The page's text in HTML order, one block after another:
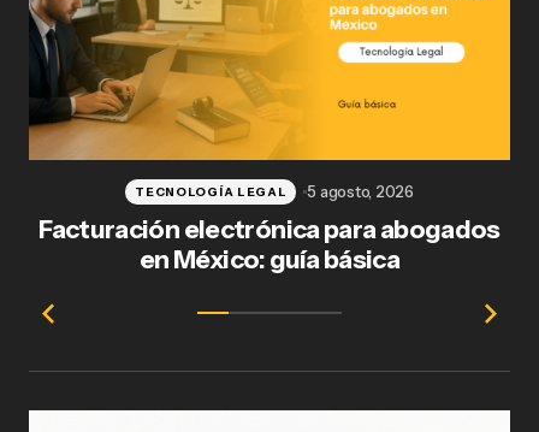
Facturación electrónica para abogados
en México: guía básica
TECNOLOGÍA LEGAL 5 agosto, 2026